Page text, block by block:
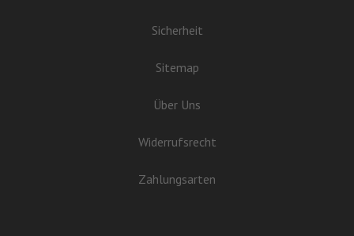
Sicherheit
Sitemap
Über Uns
Widerrufsrecht
Zahlungsarten